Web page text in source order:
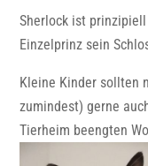
Sherlock ist
Einzelprinz sein
Kleine Kinder sollten
zumindest) gerne
Tierheim beengten